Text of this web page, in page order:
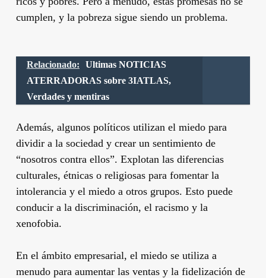
cumplen, y la pobreza sigue siendo un problema.
Relacionado:
Ultimas NOTICIAS
ATERRADORAS sobre 3IATLAS,
Verdades y mentiras
Además, algunos políticos utilizan el miedo para
dividir a la sociedad y crear un sentimiento de
“nosotros contra ellos”. Explotan las diferencias
culturales, étnicas o religiosas para fomentar la
intolerancia y el miedo a otros grupos. Esto puede
conducir a la discriminación, el racismo y la
xenofobia.
En el ámbito empresarial, el miedo se utiliza a
menudo para aumentar las ventas y la fidelización de